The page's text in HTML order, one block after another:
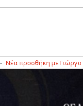
με Γιώργο Χατζή